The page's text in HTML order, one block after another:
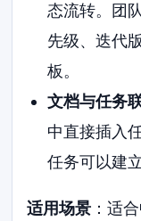
态流转。团
先级、迭代
板。
文档与任务
中直接插入
任务可以建
适用场景 ：适